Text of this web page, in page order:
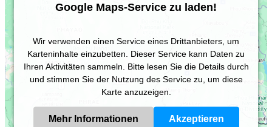
Google Maps-Service zu laden!
Wir verwenden einen Service eines Drittanbieters, um
Karteninhalte einzubetten. Dieser Service kann Daten zu
Ihren Aktivitäten sammeln. Bitte lesen Sie die Details durch
und stimmen Sie der Nutzung des Service zu, um diese
Karte anzuzeigen.
Mehr Informationen Akzeptieren